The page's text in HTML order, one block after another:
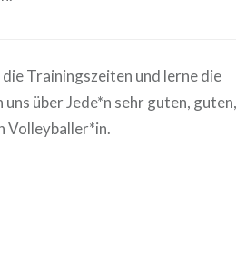
Trainingszeiten und lerne die
über Jede*n sehr guten, guten,
Volleyballer*in.